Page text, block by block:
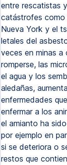
entre rescatistas
catástrofes como
Nueva York y el
letales del
veces en minas a
romperse, las
el agua y los
aledañas,
enfermedades
enfermar a los
el amianto ha
por ejemplo en
si se deteriora o
restos que